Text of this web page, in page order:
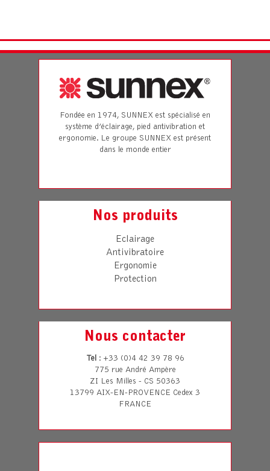
Fondée en 1974, SUNNEX est spécialisé en
système d’éclairage, pied antivibration et
ergonomie. Le groupe SUNNEX est présent
dans le monde entier
Nos produits
Eclairage
Antivibratoire
Ergonomie
Protection
Nous contacter
Tel : +33 (0)4 42 39 78 96
775 rue André Ampère
ZI Les Milles - CS 50363
13799 AIX-EN-PROVENCE Cedex 3
FRANCE